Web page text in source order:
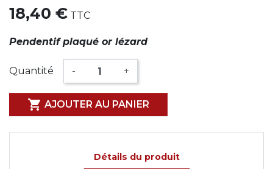
18,40 € TTC
Pendentif plaqué or lézard
Quantité - +
 AJOUTER AU PANIER
Détails du produit